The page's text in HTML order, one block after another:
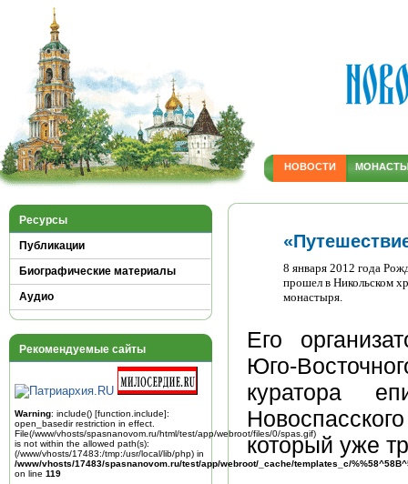
8 января 2012 года
прошел в Никольском
монастыря.
Его
Юго-
куратора
который уже
НОВОСТИ
Ресурсы
Публикации
Биографические материалы
Аудио
Рекомендуемые сайты
Warning: include() [function.include]:
open_basedir restriction in effect.
File(/www/vhosts/spasnanovom.ru/html/test/app/webroot/files/0/spas.gif)
is not within the allowed path(s):
(/www/vhosts/17483:/tmp:/usr/local/lib/php) in
/www/vhosts/17483/spasnanovom.ru/test/app/webroot/_cache/templates_c/
on line 119